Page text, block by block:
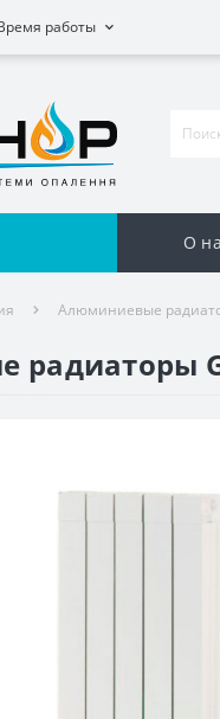
работы
О
Алюминиевые
радиаторы